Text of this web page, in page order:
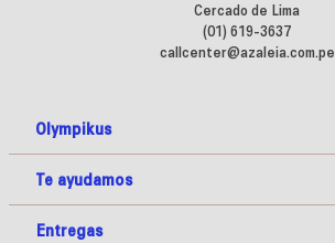
Cercado de Lima
(01) 619-3637
callcenter@azaleia.com.pe
Olympikus
Te ayudamos
Entregas